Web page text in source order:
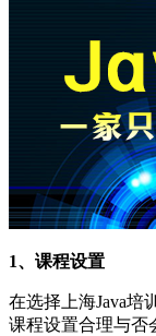
1、课程设置
在选择上海Java培
课程设置合理与否